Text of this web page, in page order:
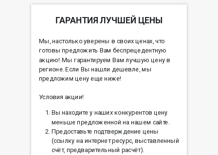
ГАРАНТИЯ ЛУЧШЕЙ ЦЕНЫ
Мы, настолько уверены в своих ценах, что
готовы предложить Вам беспрецедентную
акцию! Мы гарантируем Вам лучшую цену в
регионе. Если Вы нашли дешевле, мы
предложим цену еще ниже!
Условия акции!
Вы находите у наших конкурентов цену
меньше предложенной на нашем сайте.
Предоставьте подтверждение цены
(ссылку на интернет ресурс, выставленный
счёт, предварительный расчёт).